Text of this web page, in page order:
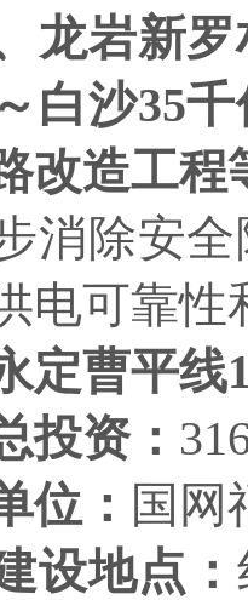
龙岩新
白沙35
改造工程
消除安
电可靠性
定曹平线
投资：
位： 国网
设地点：